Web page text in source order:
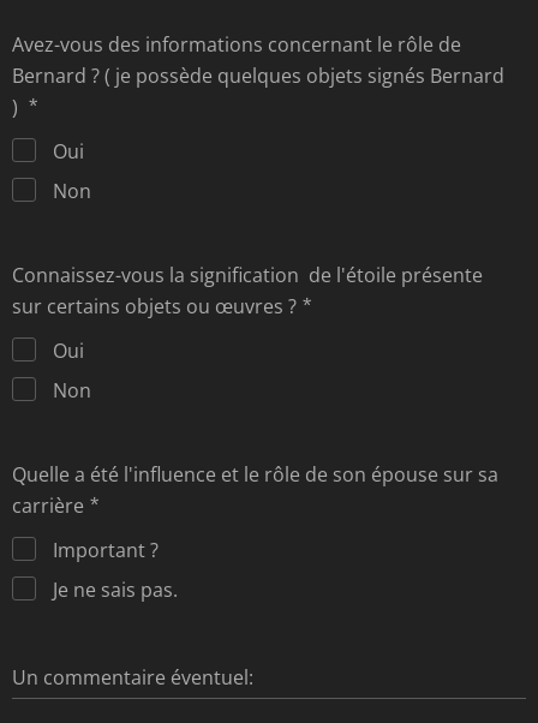
Avez-vous des informations concernant le rôle de
Bernard ? ( je possède quelques objets signés Bernard
)
Oui
Non
Connaissez-vous la signification de l'étoile présente
sur certains objets ou œuvres ?
Oui
Non
Quelle a été l'influence et le rôle de son épouse sur sa
carrière
Important ?
Je ne sais pas.
Un commentaire éventuel: